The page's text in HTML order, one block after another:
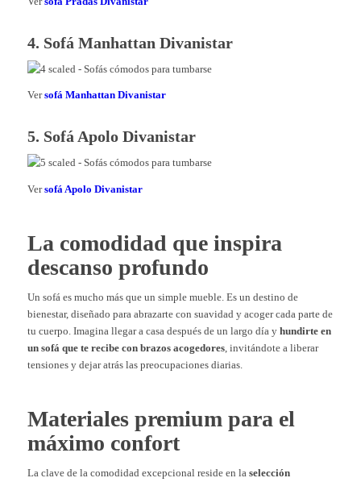
4. Sofá Manhattan Divanistar
Versofá Manhattan Divanistar
5. Sofá Apolo Divanistar
Versofá Apolo Divanistar
La comodidad que inspira
descanso profundo
Un sofá es mucho más que un simple mueble. Es un destino de
bienestar, diseñado para abrazarte con suavidad y acoger cada parte de
tu cuerpo. Imagina llegar a casa después de un largo día y hundirte en
un sofá que te recibe con brazos acogedores, invitándote a liberar
tensiones y dejar atrás las preocupaciones diarias.
Materiales premium para el
máximo confort
La clave de la comodidad excepcional reside en la selección